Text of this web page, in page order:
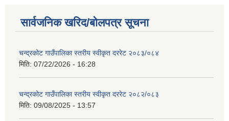
सार्वजनिक खरिद/बोलपत्र सूचना
चन्द्रकोट गाउँपालिका स्तरीय स्वीकृत दररेट २०८३/०८४
मिति: 07/22/2026 - 16:28
चन्द्रकोट गाउँपालिका स्तरीय स्वीकृत दररेट २०८२/०८३
मिति: 09/08/2025 - 13:57